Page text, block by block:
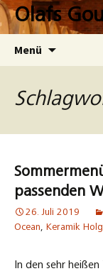
Zum
InhaltOlafs
Menü
passenden
26. Juli 2019
Ocean, Keramik
In den sehr